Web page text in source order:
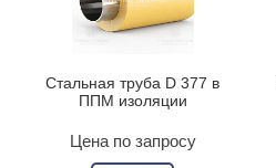
Стальная труба D 377 в
ППМ изоляции
Цена по запросу